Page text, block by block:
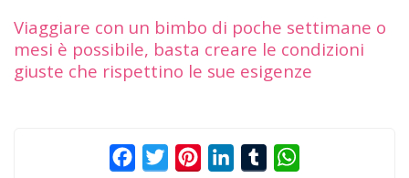
Viaggiare con un bimbo di poche settimane o
mesi è possibile, basta creare le condizioni
giuste che rispettino le sue esigenze
FacebookTwitterPinterestLinkedInTumblr